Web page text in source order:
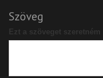
Szöveg
Ezt a szöveget szeretném